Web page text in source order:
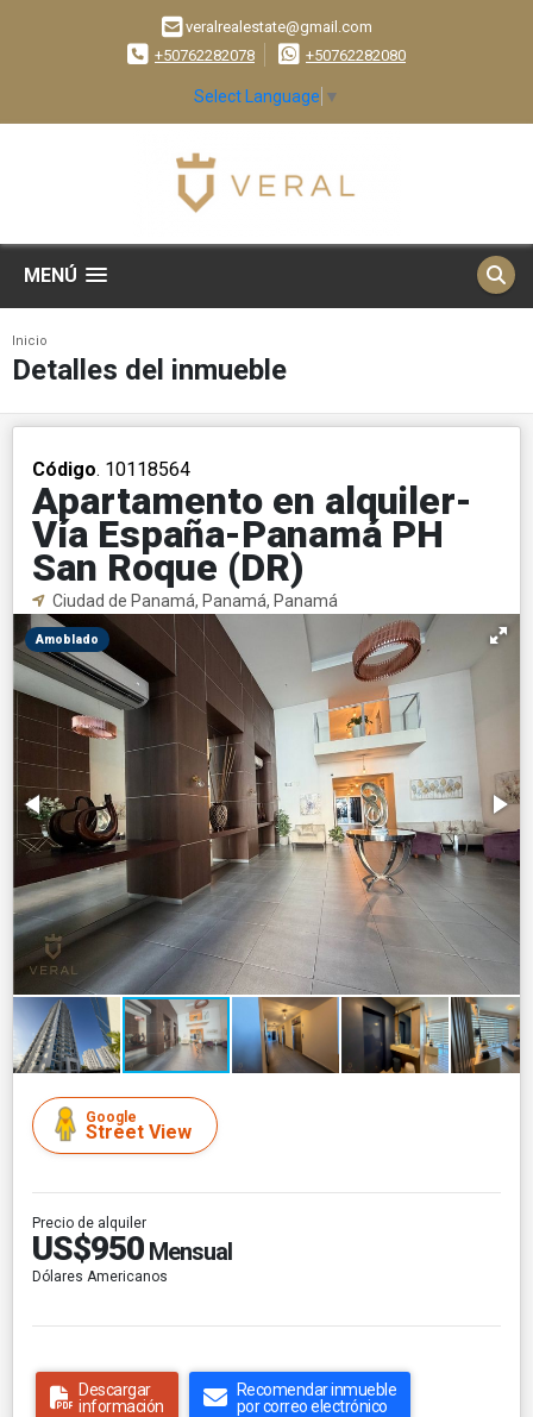
veralrealestate@gmail.com
+50762282078
+50762282080
Select Language ▼
MENÚ
Inicio
Detalles del inmueble
Código. 10118564
Apartamento en alquiler-
Vía España-Panamá PH
San Roque (DR)
Ciudad de Panamá, Panamá, Panamá
Amoblado
Google
Street View
Precio de alquiler
US$950 Mensual
Dólares Americanos
Descargar
información
Recomendar inmueble
por correo electrónico